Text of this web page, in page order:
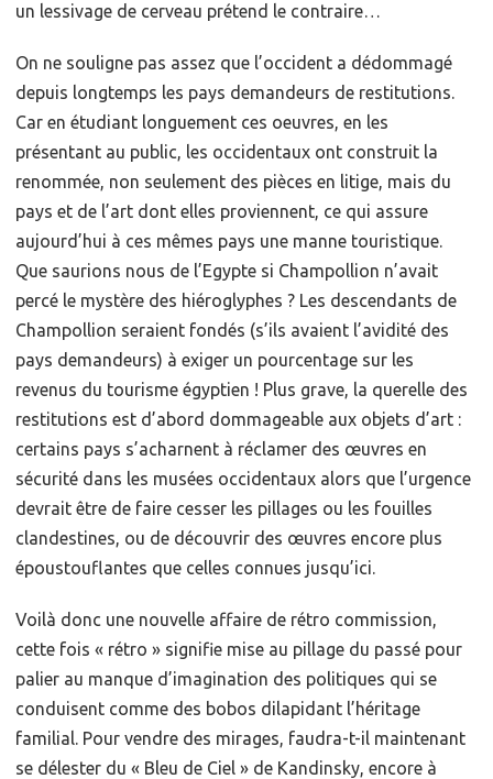
un lessivage de cerveau prétend le contraire…
On ne souligne pas assez que l’occident a dédommagé
depuis longtemps les pays demandeurs de restitutions.
Car en étudiant longuement ces oeuvres, en les
présentant au public, les occidentaux ont construit la
renommée, non seulement des pièces en litige, mais du
pays et de l’art dont elles proviennent, ce qui assure
aujourd’hui à ces mêmes pays une manne touristique.
Que saurions nous de l’Egypte si Champollion n’avait
percé le mystère des hiéroglyphes ? Les descendants de
Champollion seraient fondés (s’ils avaient l’avidité des
pays demandeurs) à exiger un pourcentage sur les
revenus du tourisme égyptien ! Plus grave, la querelle des
restitutions est d’abord dommageable aux objets d’art :
certains pays s’acharnent à réclamer des œuvres en
sécurité dans les musées occidentaux alors que l’urgence
devrait être de faire cesser les pillages ou les fouilles
clandestines, ou de découvrir des œuvres encore plus
époustouflantes que celles connues jusqu’ici.
Voilà donc une nouvelle affaire de rétro commission,
cette fois « rétro » signifie mise au pillage du passé pour
palier au manque d’imagination des politiques qui se
conduisent comme des bobos dilapidant l’héritage
familial. Pour vendre des mirages, faudra-t-il maintenant
se délester du « Bleu de Ciel » de Kandinsky, encore à